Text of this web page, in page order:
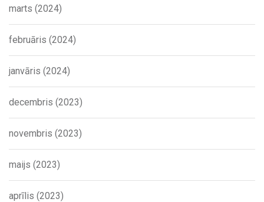
marts (2024)
februāris (2024)
janvāris (2024)
decembris (2023)
novembris (2023)
maijs (2023)
aprīlis (2023)